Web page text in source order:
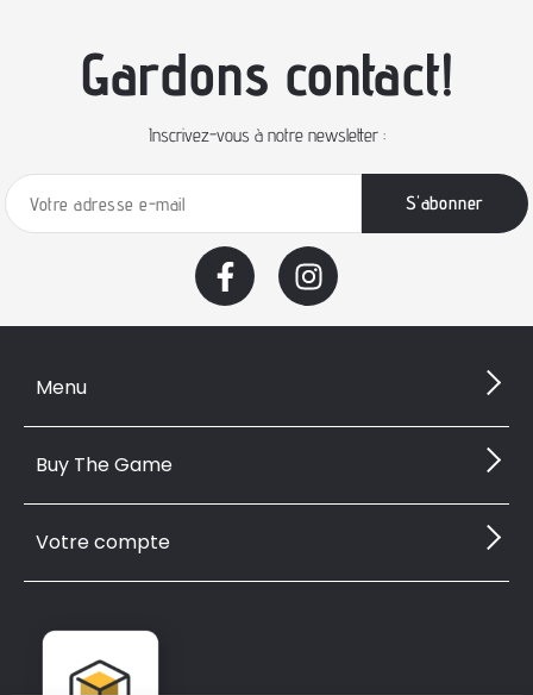
Gardons contact!
Inscrivez-vous à notre newsletter :
Menu
Buy The Game
Votre compte